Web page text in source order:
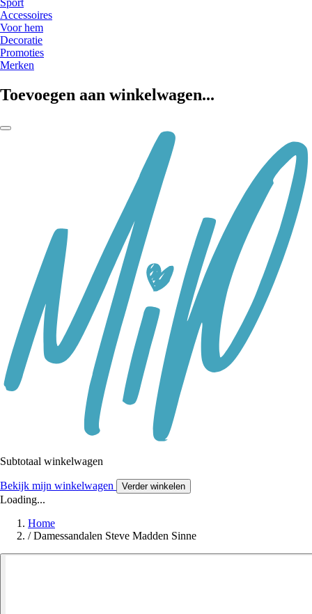
Sport
Accessoires
Voor hem
Decoratie
Promoties
Merken
Toevoegen aan winkelwagen...
Subtotaal winkelwagen
Bekijk mijn winkelwagen Verder winkelen
Loading...
Home
/ Damessandalen Steve Madden Sinne